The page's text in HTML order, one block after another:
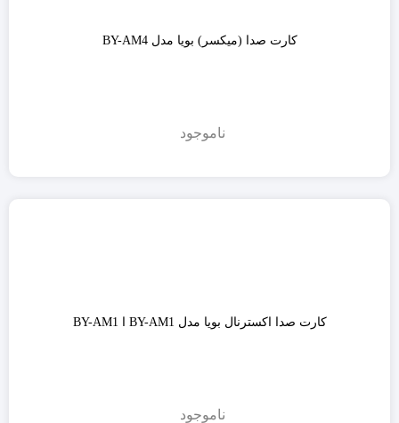
کارت صدا (میکسر) بویا مدل BY-AM4
ناموجود
کارت صدا اکسترنال بویا مدل BY-AM1 ا BY-AM1
ناموجود